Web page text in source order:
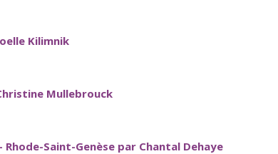
Kilimnik
Mullebrouck
Saint-Genèse par Chantal Dehaye